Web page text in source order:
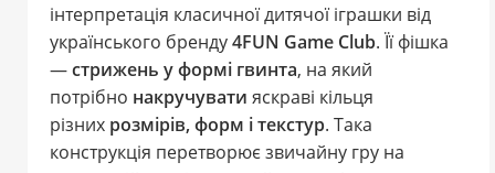
інтерпретація класичної дитячої іграшки від
українського бренду4FUN Game Club. Її фішка
—стрижень у формі гвинта, на який
потрібно накручувати яскраві кільця
різних розмірів, форм і текстур. Така
конструкція перетворює звичайну гру на